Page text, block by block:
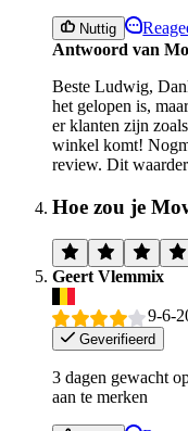
Nuttig
Antwoord van
Beste Ludwig,
het gelopen is,
er klanten zijn
winkel komt!
review. Dit
Hoe zou je
Geert Vlemmix
9-6-
Geverifieerd
3 dagen gewacht
aan te merken